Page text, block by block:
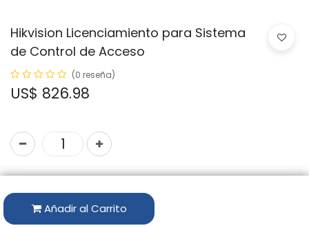
Hikvision Licenciamiento para Sistema
de Control de Acceso
(0 reseña)
US$ 826.98
Añadir al Carrito
Código:
Marca:HIKVISION